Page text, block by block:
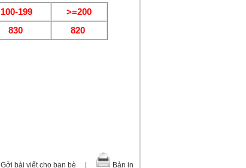
100-199
>=200
830 820
Gởi bài viết cho bạn bè Bản in